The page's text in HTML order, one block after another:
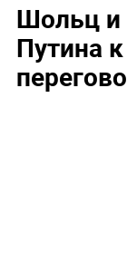
Шольц и
Путина